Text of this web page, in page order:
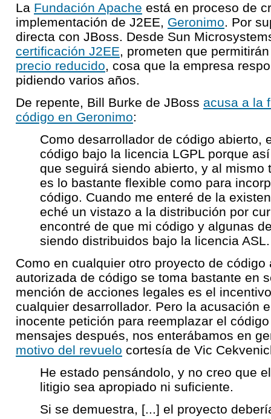
La Fundación Apache está en proceso de
implementación de J2EE, Geronimo. Por
directa con JBoss. Desde Sun
certificación J2EE, prometen que
precio reducido, cosa que la empresa
pidiendo varios años.
De repente, Bill Burke de JBoss acusa a la
código en Geronimo:
Como desarrollador de código abierto,
código bajo la licencia LGPL porque
que seguirá siendo abierto, y al mismo
es lo bastante flexible como para
código. Cuando me enteré de la
eché un vistazo a la distribución por
encontré de que mi código y algunas
siendo distribuidos bajo la licencia ASL.
Como en cualquier otro proyecto de código
autorizada de código se toma bastante en
mención de acciones legales es el
cualquier desarrollador. Pero la acusación
inocente petición para reemplazar el
mensajes después, nos enterábamos en
motivo del revuelo cortesía de Vic
He estado pensándolo, y no creo que
litigio sea apropiado ni suficiente.
Si se demuestra, [...] el proyecto